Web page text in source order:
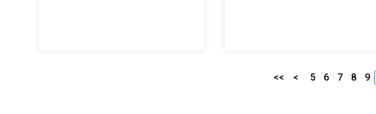
<< < 5 6 7 8 9